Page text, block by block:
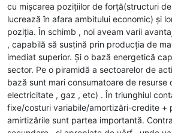
cu mișcarea pozițiilor de forță(structuri
lucrează în afara ambitului economic) și
poziția. În schimb , noi aveam varii
, capabilă să susțină prin producția de
imediat superior. Și o bază energetică
sector. Pe o piramidă a sectoarelor de
bază sunt mari consumatoare de resurse
electricitate , gaz , etc) . În triunghiul
fixe/costuri variabile/amortizări-credite +
amirtizările sunt partea importantă.